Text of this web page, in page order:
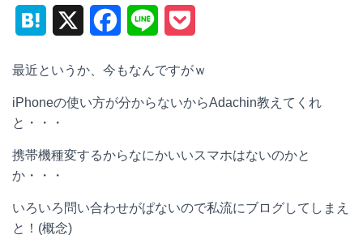
c
e
o
e
最近というか、今もなんですがｗ
iPhoneの使い方が分からないからAdachin教えてくれ
と・・・
携帯機種変するからなにかいいスマホはないのかと
か・・・
いろいろ問い合わせがぱないので私流にブログしてしまえ
と！(概念)